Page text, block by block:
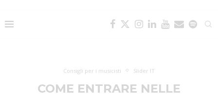
Consigli per i musicisti Slider IT
COME ENTRARE NELLE